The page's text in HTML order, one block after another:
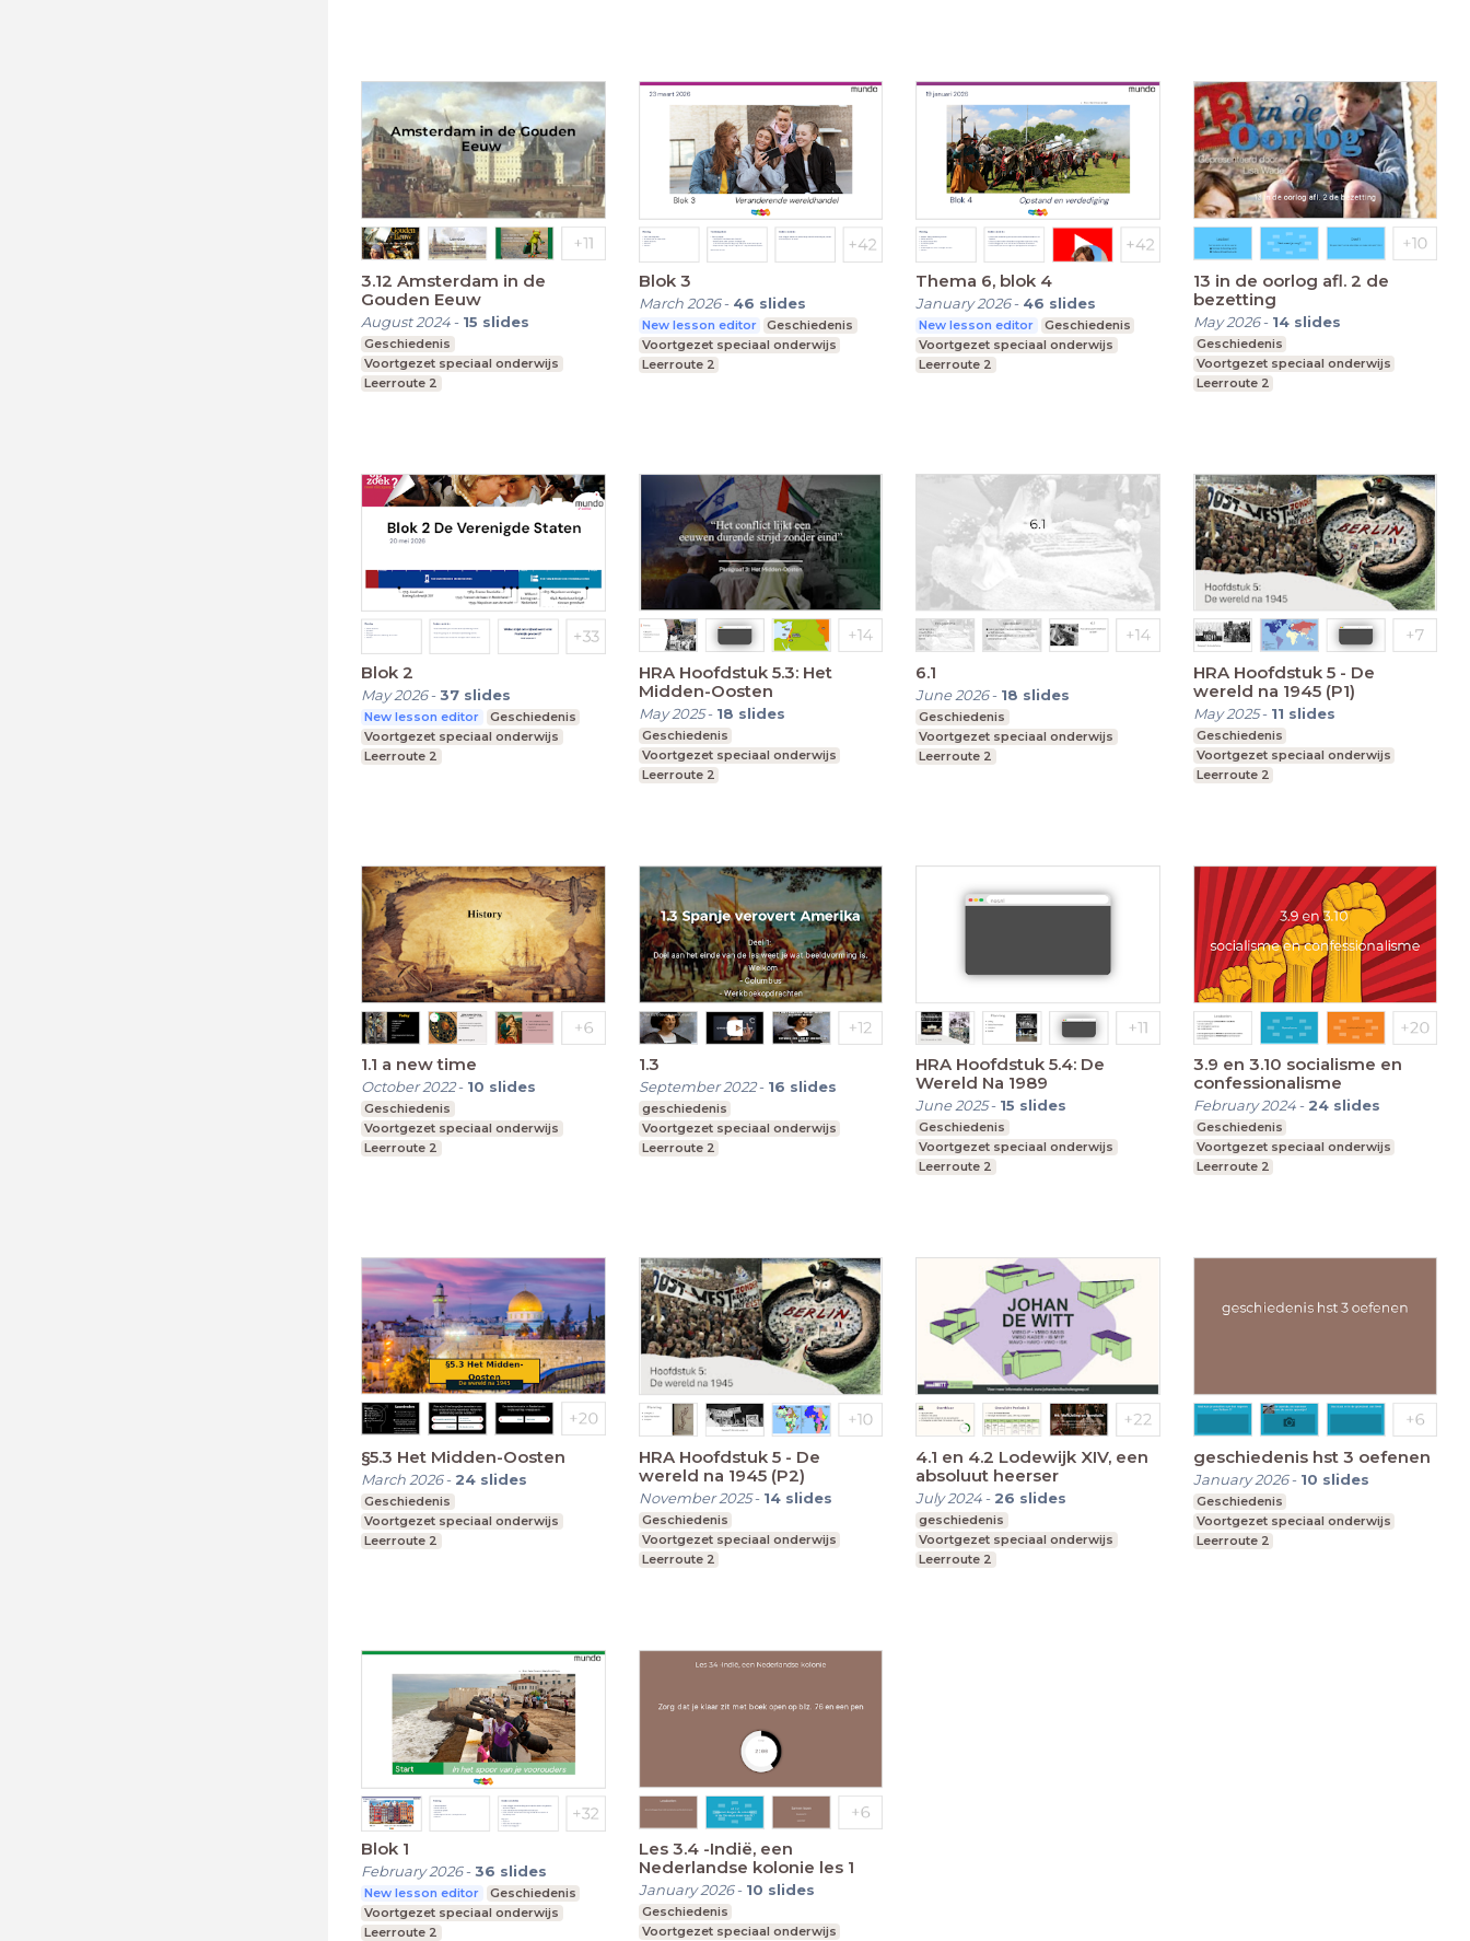
3.12 Amsterdam in de
Gouden Eeuw
August 2024- 15 slides
Geschiedenis
Voortgezet speciaal onderwijs
Leerroute 2
Blok 3
March 2026- 46 slides
New lesson editor
Geschiedenis
Voortgezet speciaal onderwijs
Leerroute 2
Thema 6, blok 4
January 2026- 46 slides
New lesson editor
Geschiedenis
Voortgezet speciaal onderwijs
Leerroute 2
13 in de oorlog afl. 2 de
bezetting
May 2026- 14 slides
Geschiedenis
Voortgezet speciaal onderwijs
Leerroute 2
Blok 2
May 2026-37 slides
New lesson editor
Geschiedenis
Voortgezet speciaal onderwijs
Leerroute 2
HRA Hoofdstuk 5.3: Het
Midden-Oosten
May 2025- 18 slides
Geschiedenis
Voortgezet speciaal onderwijs
Leerroute 2
6.1
June 2026- 18 slides
Geschiedenis
Voortgezet speciaal onderwijs
Leerroute 2
HRA Hoofdstuk 5 - De
wereld na 1945 (P1)
May 2025- 11 slides
Geschiedenis
Voortgezet speciaal onderwijs
Leerroute 2
1.1 a new time
October 2022- 10 slides
Geschiedenis
Voortgezet speciaal onderwijs
Leerroute 2
1.3
September 2022- 16 slides
geschiedenis
Voortgezet speciaal onderwijs
Leerroute 2
HRA Hoofdstuk 5.4: De
Wereld Na 1989
June 2025- 15 slides
Geschiedenis
Voortgezet speciaal onderwijs
Leerroute 2
3.9 en 3.10 socialisme en
confessionalisme
February 2024- 24 slides
Geschiedenis
Voortgezet speciaal onderwijs
Leerroute 2
§5.3 Het Midden-Oosten
March 2026- 24 slides
Geschiedenis
Voortgezet speciaal onderwijs
Leerroute 2
HRA Hoofdstuk 5 - De
wereld na 1945 (P2)
November 2025- 14 slides
Geschiedenis
Voortgezet speciaal onderwijs
Leerroute 2
4.1 en 4.2 Lodewijk XIV, een
absoluut heerser
July 2024- 26 slides
geschiedenis
Voortgezet speciaal onderwijs
Leerroute 2
geschiedenis hst 3 oefenen
January 2026- 10 slides
Geschiedenis
Voortgezet speciaal onderwijs
Leerroute 2
Blok 1
February 2026-36 slides
New lesson editor
Geschiedenis
Voortgezet speciaal onderwijs
Leerroute 2
Les 3.4 -Indië, een
Nederlandse kolonie les 1
January 2026- 10 slides
Geschiedenis
Voortgezet speciaal onderwijs